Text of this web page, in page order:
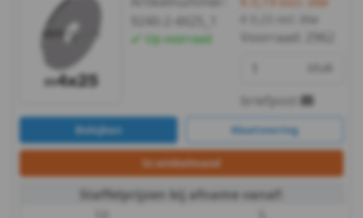
A4
DIN
988
WS
WS
Op voorraad
incl. btw
Voorraad:
briefpost
Bekijken Maatvoering
In winkelmand
Staffelprijzen bij afname vanaf: